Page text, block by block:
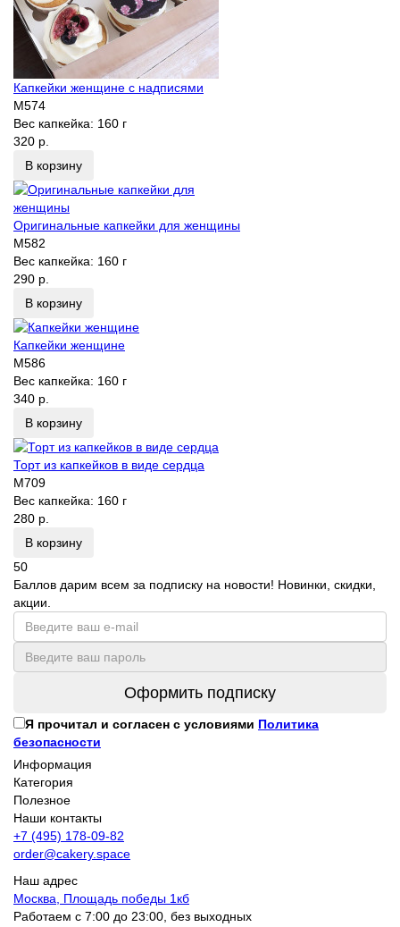
Капкейки женщине с надписями
M574
Вес капкейка: 160 г
320 р.
В корзину
Оригинальные капкейки для женщины
M582
Вес капкейка: 160 г
290 р.
В корзину
Капкейки женщине
M586
Вес капкейка: 160 г
340 р.
В корзину
Торт из капкейков в виде сердца
M709
Вес капкейка: 160 г
280 р.
В корзину
50
Баллов дарим всем за подписку на новости! Новинки, скидки,
акции.
Оформить подписку
Я прочитал и согласен с условиями Политика
безопасности
Информация
Категория
Полезное
Наши контакты
+7 (495) 178-09-82
order@cakery.space
Наш адрес
Москва, Площадь победы 1кб
Работаем с 7:00 до 23:00, без выходных